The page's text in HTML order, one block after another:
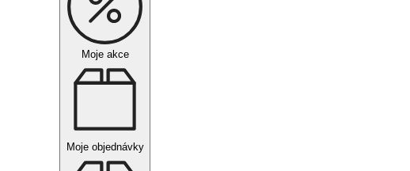
Moje akce
Moje objednávky